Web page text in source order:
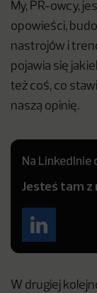
My, PR-owcy,
opowieści,
nastrojów i
pojawia się
też coś, co
naszą opinię.
Na LinkedInie
Jesteś tam z
W drugiej